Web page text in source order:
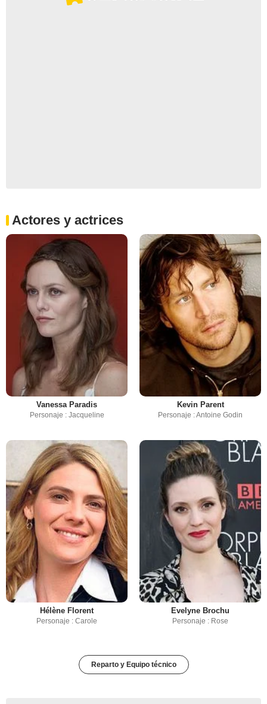
Actores y actrices
Vanessa Paradis
Personaje : Jacqueline
Kevin Parent
Personaje : Antoine Godin
Hélène Florent
Personaje : Carole
Evelyne Brochu
Personaje : Rose
Reparto y Equipo técnico